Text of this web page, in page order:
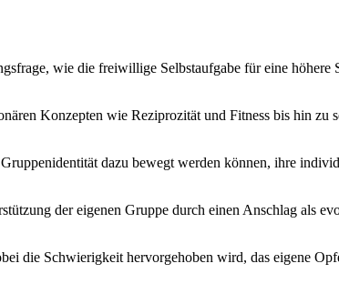
wie die freiwillige Selbstaufgabe für eine höhere
Konzepten wie Reziprozität und Fitness bis hin zu
dazu bewegt werden können, ihre
der eigenen Gruppe durch einen Anschlag als
die Schwierigkeit hervorgehoben wird, das eigene